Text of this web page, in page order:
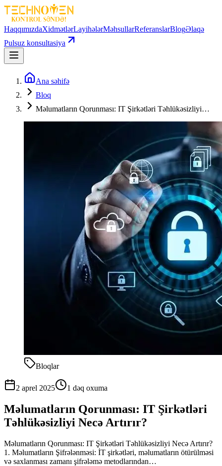
HaqqımızdaXidmətlərLayihələrMəhsullarReferanslarBlogƏlaqə
Pulsuz konsultasiya
Ana səhifə
Bloq
Məlumatların Qorunması: IT Şirkətləri Təhlükəsizliyi…
Bloqlar
2 aprel 2025 1 dəq oxuma
Məlumatların Qorunması: IT Şirkətləri
Təhlükəsizliyi Necə Artırır?
Məlumatların Qorunması: IT Şirkətləri Təhlükəsizliyi Necə Artırır?
1. Məlumatların Şifrələnməsi: İT şirkətləri, məlumatların ötürülməsi
və saxlanması zamanı şifrələmə metodlarından…